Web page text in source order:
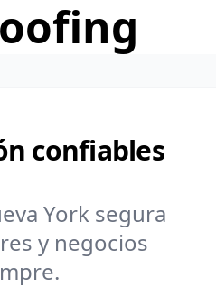
confiables
York segura
y negocios